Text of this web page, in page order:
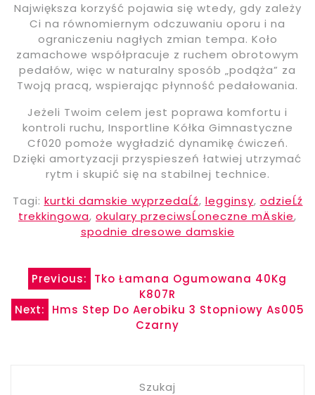
Największa korzyść pojawia się wtedy, gdy zależy
Ci na równomiernym odczuwaniu oporu i na
ograniczeniu nagłych zmian tempa. Koło
zamachowe współpracuje z ruchem obrotowym
pedałów, więc w naturalny sposób „podąża” za
Twoją pracą, wspierając płynność pedałowania.
Jeżeli Twoim celem jest poprawa komfortu i
kontroli ruchu, Insportline Kółka Gimnastyczne
Cf020 pomoże wygładzić dynamikę ćwiczeń.
Dzięki amortyzacji przyspieszeń łatwiej utrzymać
rytm i skupić się na stabilnej technice.
Tagi: kurtki damskie wyprzedaĹź, legginsy, odzieĹź
trekkingowa, okulary przeciwsĹoneczne mÄskie,
spodnie dresowe damskie
Nawigacja
wpisu
Previous:
Tko Łamana Ogumowana 40Kg
K807R
Next:
Hms Step Do Aerobiku 3 Stopniowy As005
Czarny
Szukaj